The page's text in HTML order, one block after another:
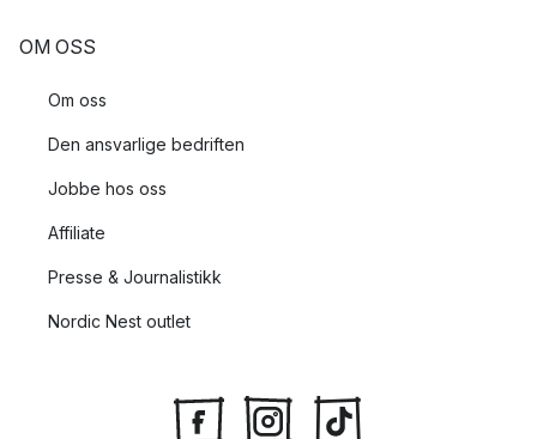
OM OSS
Om oss
Den ansvarlige bedriften
Jobbe hos oss
Affiliate
Presse & Journalistikk
Nordic Nest outlet